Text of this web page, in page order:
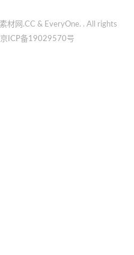
网.CC & EveryOne. . All rights
京ICP备19029570号